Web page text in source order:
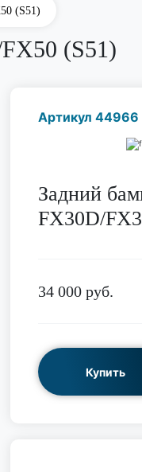
(S51)
(S51)
Артикул 44966
Задний
FX30D/
34 000 руб.
Купить